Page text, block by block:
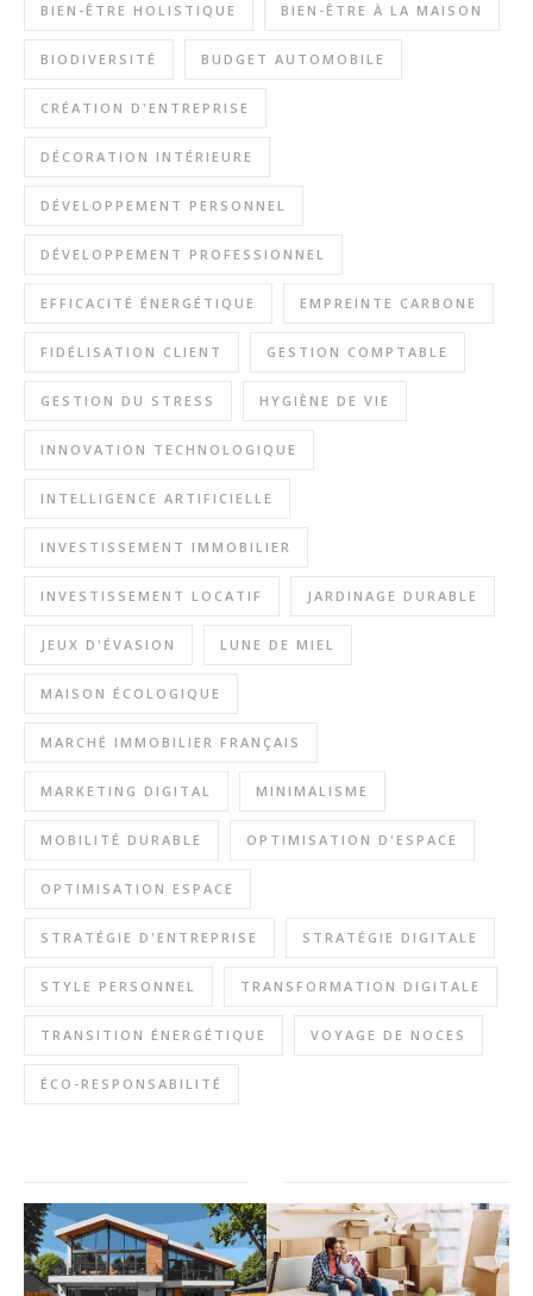
BIEN-ÊTRE HOLISTIQUE BIEN-ÊTRE À LA MAISON
BIODIVERSITÉ BUDGET AUTOMOBILE
CRÉATION D'ENTREPRISE
DÉCORATION INTÉRIEURE
DÉVELOPPEMENT PERSONNEL
DÉVELOPPEMENT PROFESSIONNEL
EFFICACITÉ ÉNERGÉTIQUE EMPREINTE CARBONE
FIDÉLISATION CLIENT GESTION COMPTABLE
GESTION DU STRESS HYGIÈNE DE VIE
INNOVATION TECHNOLOGIQUE
INTELLIGENCE ARTIFICIELLE
INVESTISSEMENT IMMOBILIER
INVESTISSEMENT LOCATIF JARDINAGE DURABLE
JEUX D'ÉVASION LUNE DE MIEL
MAISON ÉCOLOGIQUE
MARCHÉ IMMOBILIER FRANÇAIS
MARKETING DIGITAL MINIMALISME
MOBILITÉ DURABLE OPTIMISATION D'ESPACE
OPTIMISATION ESPACE
STRATÉGIE D'ENTREPRISE STRATÉGIE DIGITALE
STYLE PERSONNEL TRANSFORMATION DIGITALE
TRANSITION ÉNERGÉTIQUE VOYAGE DE NOCES
ÉCO-RESPONSABILITÉ